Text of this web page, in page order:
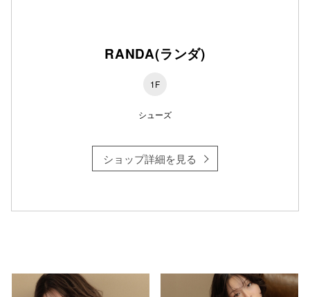
RANDA(ランダ)
1F
シューズ
ショップ詳細を見る